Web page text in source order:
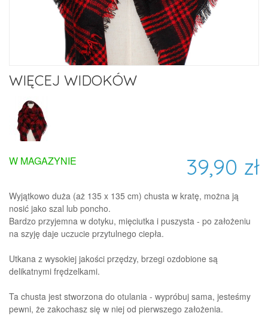
WIĘCEJ WIDOKÓW
39,90 zł
W MAGAZYNIE
Wyjątkowo duża (aż 135 x 135 cm) chusta w kratę, można ją
nosić jako szal lub poncho.
Bardzo przyjemna w dotyku, mięciutka i puszysta - po założeniu
na szyję daje uczucie przytulnego ciepła.
Utkana z wysokiej jakości przędzy, brzegi ozdobione są
delikatnymi frędzelkami.
Ta chusta jest stworzona do otulania - wypróbuj sama, jesteśmy
pewni, że zakochasz się w niej od pierwszego założenia.